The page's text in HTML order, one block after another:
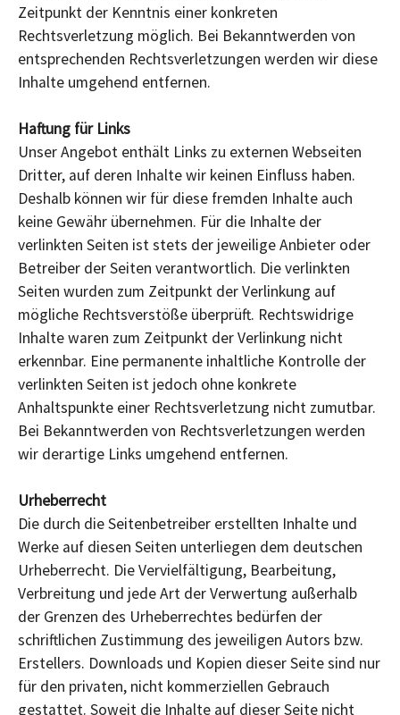
Zeitpunkt der Kenntnis einer konkreten
Rechtsverletzung möglich. Bei Bekanntwerden von
entsprechenden Rechtsverletzungen werden wir diese
Inhalte umgehend entfernen.
Haftung für Links
Unser Angebot enthält Links zu externen Webseiten
Dritter, auf deren Inhalte wir keinen Einfluss haben.
Deshalb können wir für diese fremden Inhalte auch
keine Gewähr übernehmen. Für die Inhalte der
verlinkten Seiten ist stets der jeweilige Anbieter oder
Betreiber der Seiten verantwortlich. Die verlinkten
Seiten wurden zum Zeitpunkt der Verlinkung auf
mögliche Rechtsverstöße überprüft. Rechtswidrige
Inhalte waren zum Zeitpunkt der Verlinkung nicht
erkennbar. Eine permanente inhaltliche Kontrolle der
verlinkten Seiten ist jedoch ohne konkrete
Anhaltspunkte einer Rechtsverletzung nicht zumutbar.
Bei Bekanntwerden von Rechtsverletzungen werden
wir derartige Links umgehend entfernen.
Urheberrecht
Die durch die Seitenbetreiber erstellten Inhalte und
Werke auf diesen Seiten unterliegen dem deutschen
Urheberrecht. Die Vervielfältigung, Bearbeitung,
Verbreitung und jede Art der Verwertung außerhalb
der Grenzen des Urheberrechtes bedürfen der
schriftlichen Zustimmung des jeweiligen Autors bzw.
Erstellers. Downloads und Kopien dieser Seite sind nur
für den privaten, nicht kommerziellen Gebrauch
gestattet. Soweit die Inhalte auf dieser Seite nicht